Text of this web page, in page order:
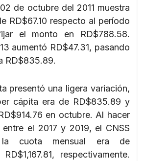
de octubre del 2011 muestra
RD$67.10 respecto al período
el monto en RD$788.58.
aumentó RD$47.31, pasando
RD$835.89.
presentó una ligera variación,
cápita era de RD$835.89 y
en octubre. Al hacer
el 2017 y 2019, el CNSS
cuota mensual era de
respectivamente.